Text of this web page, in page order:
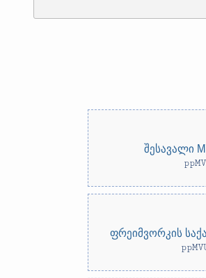
შესავალი
ფრეიმვორკის